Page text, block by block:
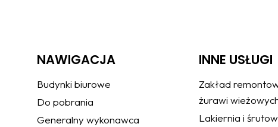
NAWIGACJA
Budynki biurowe
Do pobrania
Generalny wykonawca
INNE USŁUGI
Zakład
żurawi
Lakiernia i